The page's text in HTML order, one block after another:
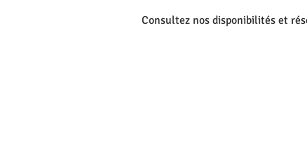
Consultez nos disponibilités et